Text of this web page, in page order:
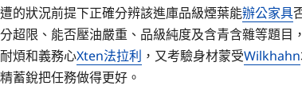
的狀況前提下正確分辨該進庫品級煙葉能辦公家具
超限、能否壓油嚴重、品級純度及含青含雜等題目
煩和義務心Xten法拉利 ，又考驗身材蒙受Wilkhahn
蓄銳把任務做得更好。